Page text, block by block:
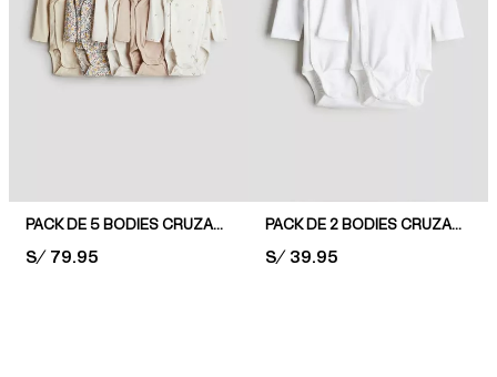
PACK DE 5 BODIES CRUZADOS
PRICE:
S/ 79.95
PACK DE 2 BODIES CRUZADOS
PRICE:
S/ 39.95